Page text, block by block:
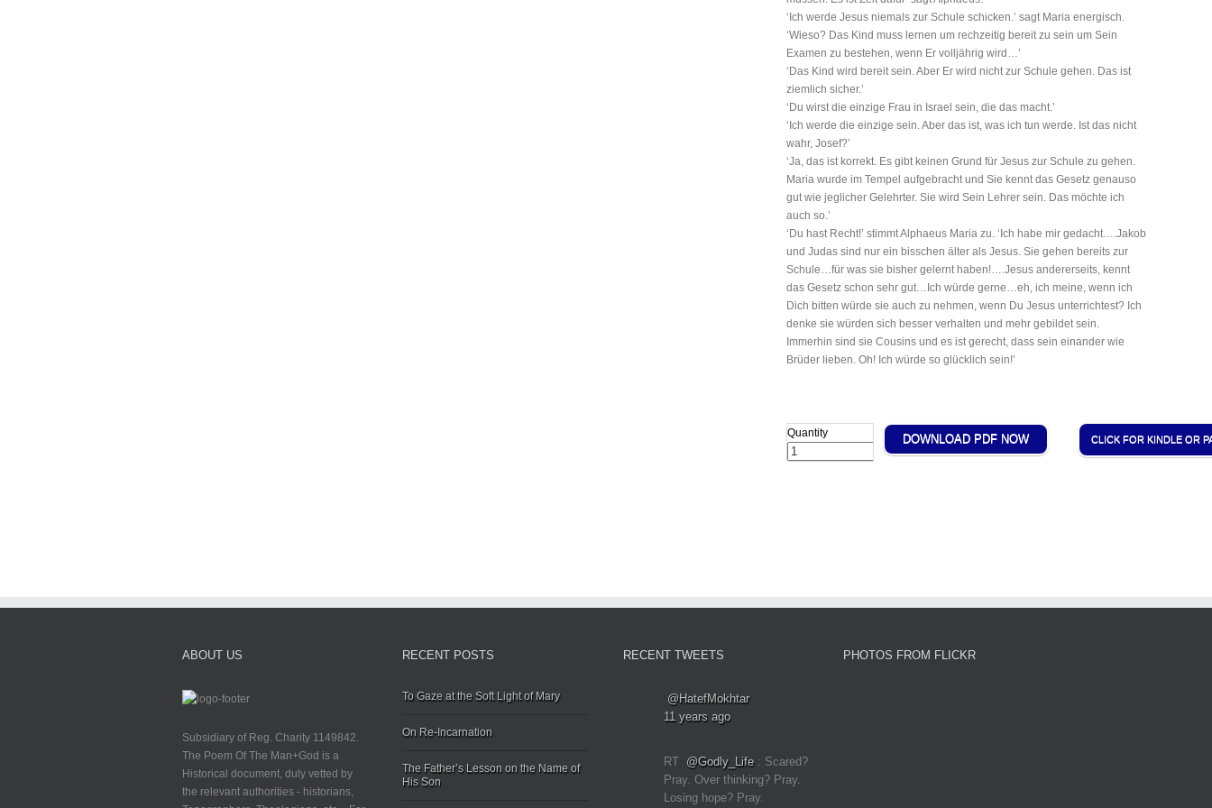
‘Ich werde Jesus niemals zur Schule schicken.’ sagt Maria energisch.
‘Wieso? Das Kind muss lernen um rechzeitig bereit zu sein um Sein
Examen zu bestehen, wenn Er volljährig wird…’
‘Das Kind wird bereit sein. Aber Er wird nicht zur Schule gehen. Das ist
ziemlich sicher.’
‘Du wirst die einzige Frau in Israel sein, die das macht.’
‘Ich werde die einzige sein. Aber das ist, was ich tun werde. Ist das nicht
wahr, Josef?’
‘Ja, das ist korrekt. Es gibt keinen Grund für Jesus zur Schule zu gehen.
Maria wurde im Tempel aufgebracht und Sie kennt das Gesetz genauso
gut wie jeglicher Gelehrter. Sie wird Sein Lehrer sein. Das möchte ich
auch so.’
‘Du hast Recht!’ stimmt Alphaeus Maria zu. ‘Ich habe mir gedacht….Jakob
und Judas sind nur ein bisschen älter als Jesus. Sie gehen bereits zur
Schule…für was sie bisher gelernt haben!….Jesus andererseits, kennt
das Gesetz schon sehr gut…Ich würde gerne…eh, ich meine, wenn ich
Dich bitten würde sie auch zu nehmen, wenn Du Jesus unterrichtest? Ich
denke sie würden sich besser verhalten und mehr gebildet sein.
Immerhin sind sie Cousins und es ist gerecht, dass sein einander wie
Brüder lieben. Oh! Ich würde so glücklich sein!’
Quantity DOWNLOAD PDF NOW CLICK FOR KINDLE OR
ABOUT US
Subsidiary of Reg. Charity 1149842.
The Poem Of The Man+God is a
Historical document, duly vetted by
the relevant authorities - historians,
RECENT POSTS
To Gaze at the Soft Light of Mary
On Re-Incarnation
The Father’s Lesson on the Name of
His Son
RECENT TWEETS
@HatefMokhtar
11 years ago
RT @Godly_Life: Scared?
Pray. Over thinking? Pray.
Losing hope? Pray.
PHOTOS FROM FLICKR